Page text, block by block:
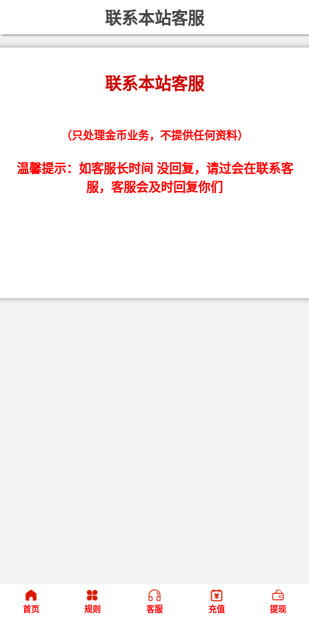
联系本站客服
联系本站客服
（只处理金币业务，不提供任何资料）
温馨提示：如客服长时间 没回复，请过会在联系客
服，客服会及时回复你们
首页 规则 客服 充值 提现